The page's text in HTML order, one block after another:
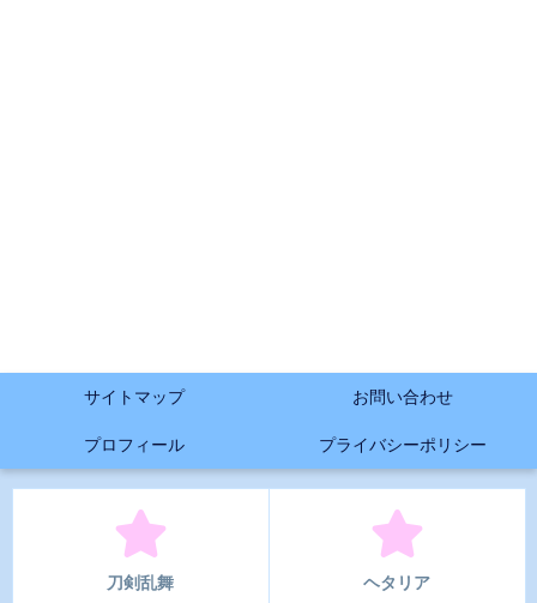
サイトマップ お問い合わせ
プロフィール プライバシーポリシー
刀剣乱舞 ヘタリア